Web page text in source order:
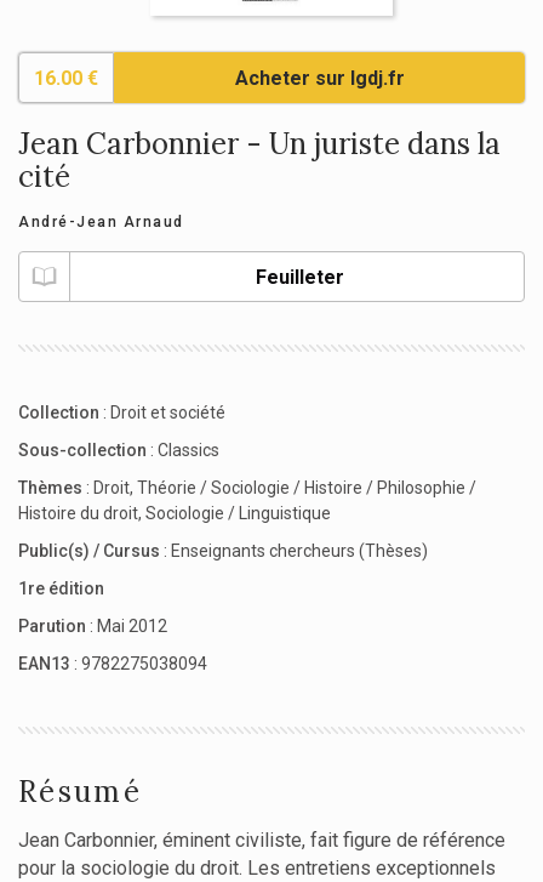
16.00 € Acheter sur lgdj.fr
Jean Carbonnier - Un juriste dans la
cité
André-Jean Arnaud
Feuilleter
Collection : Droit et société
Sous-collection : Classics
Thèmes : Droit, Théorie / Sociologie / Histoire / Philosophie /
Histoire du droit, Sociologie / Linguistique
Public(s) / Cursus : Enseignants chercheurs (Thèses)
1re édition
Parution : Mai 2012
EAN13 : 9782275038094
Résumé
Jean Carbonnier, éminent civiliste, fait figure de référence
pour la sociologie du droit. Les entretiens exceptionnels